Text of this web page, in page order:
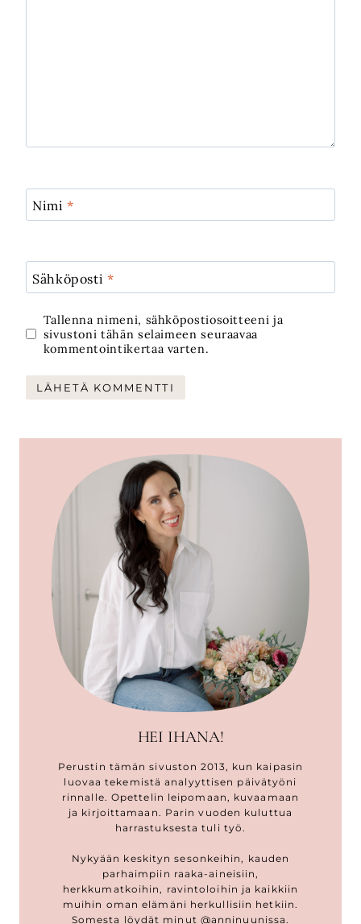
Nimi*
Sähköposti*
Tallenna nimeni, sähköpostiosoitteeni ja
sivustoni tähän selaimeen seuraavaa
kommentointikertaa varten.
HEI IHANA!
Perustin tämän sivuston 2013, kun kaipasin
luovaa tekemistä analyyttisen päivätyöni
rinnalle. Opettelin leipomaan, kuvaamaan
ja kirjoittamaan. Parin vuoden kuluttua
harrastuksesta tuli työ.
Nykyään keskityn sesonkeihin, kauden
parhaimpiin raaka-aineisiin,
herkkumatkoihin, ravintoloihin ja kaikkiin
muihin oman elämäni herkullisiin hetkiin.
Somesta löydät minut @anninuunissa.